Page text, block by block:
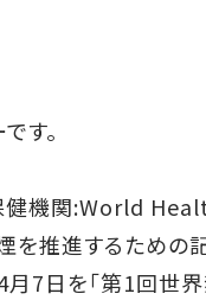
す。
健機関:World
推進するための
7日を「第1回世界